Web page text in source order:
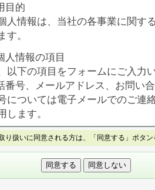
目的
人情報は、当社の各事業に関す
す。
人情報の項目
以下の項目をフォームにご入力
番号、メールアドレス、お問い
については電子メールでのご連
します。
識できない方法による個人情報
、セッション管理のためCookie
者提供について
り扱いに同意される方は、「同意する」ボタ